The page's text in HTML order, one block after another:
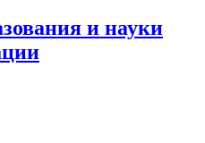
и науки